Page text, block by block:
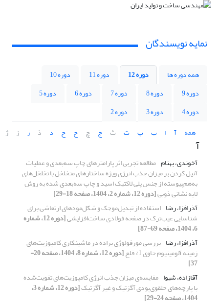
نمایه نویسندگان
همه دوره ها دوره 12 دوره 11
دوره 10
دوره 9
دوره 8 دوره 7 دوره 6
دوره 5
دوره 4
دوره 3
دوره 2
همه
آ ا ب پ ت ث ج چ ح خ د ذ ر ز ژ
آ
آخوندی، بهنام مطالعه تجربی اثر پارامترهای چاپ سه‌بعدی و عملیات
آنیل کردن بر میزان جذب انرژی ویژه ساختارهای متخلخل با تخلخل‌های
به‌هم‌پیوسته از جنس پلی لاکتیک اسید و چاپ سه‌بعدی شده به روش
لایه نشانی ذوبی[دوره 12، شماره 2، 1404، صفحه 18-29]
آذرافزا، رضا استفاده از تبدیل‌موجک و شکل‌مودهای ارتعاشی برای
شناسایی عیب‌ترک در صفحه فولادی ساخت‌افزایشی [دوره 12، شماره
6، 1404، صفحه 69-87]
آذرافزا، رضا بررسی مورفولوژی براده در ماشینکاری کامپوزیت‌های
زمینه آلومینیوم حاوی 1% قلع [دوره 12، شماره 8، 1404، صفحه 20-
37]
آقازاده، شیوا مقایسه‌ی میزان جذب انرژی کامپوزیت‌های تقویت‌شده
با پارچه‌های حلقوی‌پودی آگزتیک و غیر آگزتیک [دوره 12، شماره 3،
1404، صفحه 24-29]